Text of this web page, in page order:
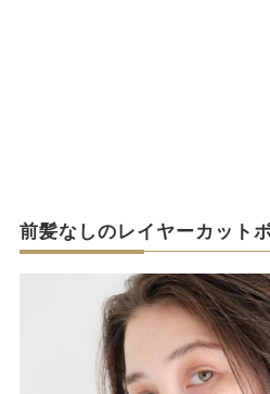
前髪なしのレイヤーカット